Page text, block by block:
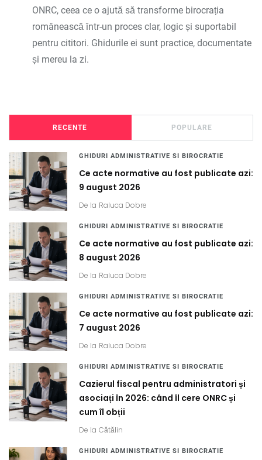
ONRC, ceea ce o ajută să transforme birocrația
românească într-un proces clar, logic și suportabil
pentru cititori. Ghidurile ei sunt practice, documentate
și mereu la zi.
RECENTE POPULARE
GHIDURI ADMINISTRATIVE SI BIROCRATIE
Ce acte normative au fost publicate azi:
9 august 2026
De la Raluca Dobre
GHIDURI ADMINISTRATIVE SI BIROCRATIE
Ce acte normative au fost publicate azi:
8 august 2026
De la Raluca Dobre
GHIDURI ADMINISTRATIVE SI BIROCRATIE
Ce acte normative au fost publicate azi:
7 august 2026
De la Raluca Dobre
GHIDURI ADMINISTRATIVE SI BIROCRATIE
Cazierul fiscal pentru administratori și
asociați în 2026: când îl cere ONRC și
cum îl obții
De la Cătălin
GHIDURI ADMINISTRATIVE SI BIROCRATIE